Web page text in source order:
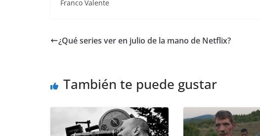
Franco Valente
¿Qué series ver en julio de la mano de Netflix?
También te puede gustar